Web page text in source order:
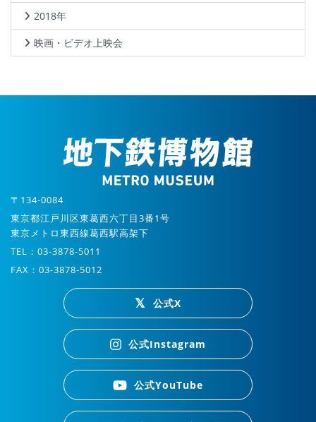
2018年
映画・ビデオ上映会
〒134-0084
東京都江戸川区東葛西六丁目3番1号
東京メトロ東西線葛西駅高架下
TEL：03-3878-5011
FAX：03-3878-5012
公式X
公式Instagram
公式YouTube